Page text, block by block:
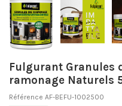
Fulgurant Granules
ramonage Naturels
Référence AF-BEFU-1002500